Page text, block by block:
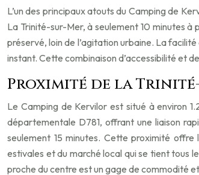
L’un des principaux atouts du Camping de
La Trinité-sur-Mer, à seulement 10 minutes
préservé, loin de l’agitation urbaine. La
instant. Cette combinaison d’accessibilité et
Proximité de la
Le Camping de Kervilor est situé à environ
départementale D781, offrant une liaison
seulement 15 minutes. Cette proximité
estivales et du marché local qui se tient tous
proche du centre est un gage de commodité